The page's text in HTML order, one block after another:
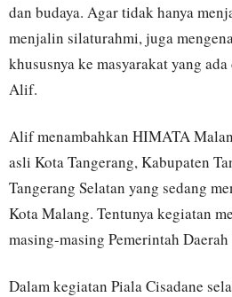
dan budaya. Agar tidak hanya
menjalin silaturahmi, juga
khususnya ke masyarakat yang
Alif.
Alif menambahkan HIMATA
asli Kota Tangerang, Kabupaten
Tangerang Selatan yang sedang
Kota Malang. Tentunya kegiatan
masing-masing Pemerintah Daerah
Dalam kegiatan Piala Cisadane